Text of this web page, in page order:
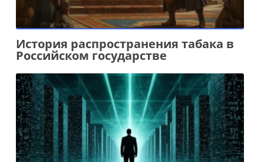
История распространения табака в
Российском государстве